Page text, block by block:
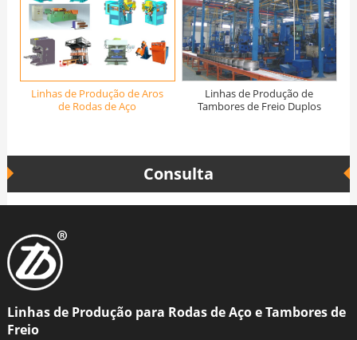
Linhas de Produção de Aros
de Rodas de Aço
Linhas de Produção de
Tambores de Freio Duplos
Consulta
Linhas de Produção para Rodas de Aço e Tambores de
Freio